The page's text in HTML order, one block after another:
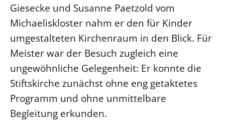
Giesecke und Susanne Paetzold vom
Michaeliskloster nahm er den für Kinder
umgestalteten Kirchenraum in den Blick. Für
Meister war der Besuch zugleich eine
ungewöhnliche Gelegenheit: Er konnte die
Stiftskirche zunächst ohne eng getaktetes
Programm und ohne unmittelbare
Begleitung erkunden.
LANDESSYNODE
27. Landessynode
Kontakt
Hintergrund
MITARBEIT
Ehrenamt
Beruf